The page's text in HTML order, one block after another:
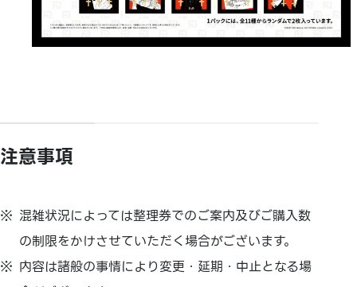
注意事項
混雑状況によっては整理券でのご案内及びご購入数
の制限をかけさせていただく場合がございます。
内容は諸般の事情により変更・延期・中止となる場